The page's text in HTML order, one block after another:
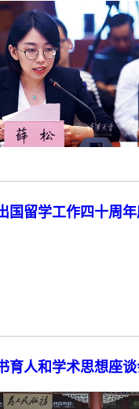
国留学工作四十周
育人和学术思想座